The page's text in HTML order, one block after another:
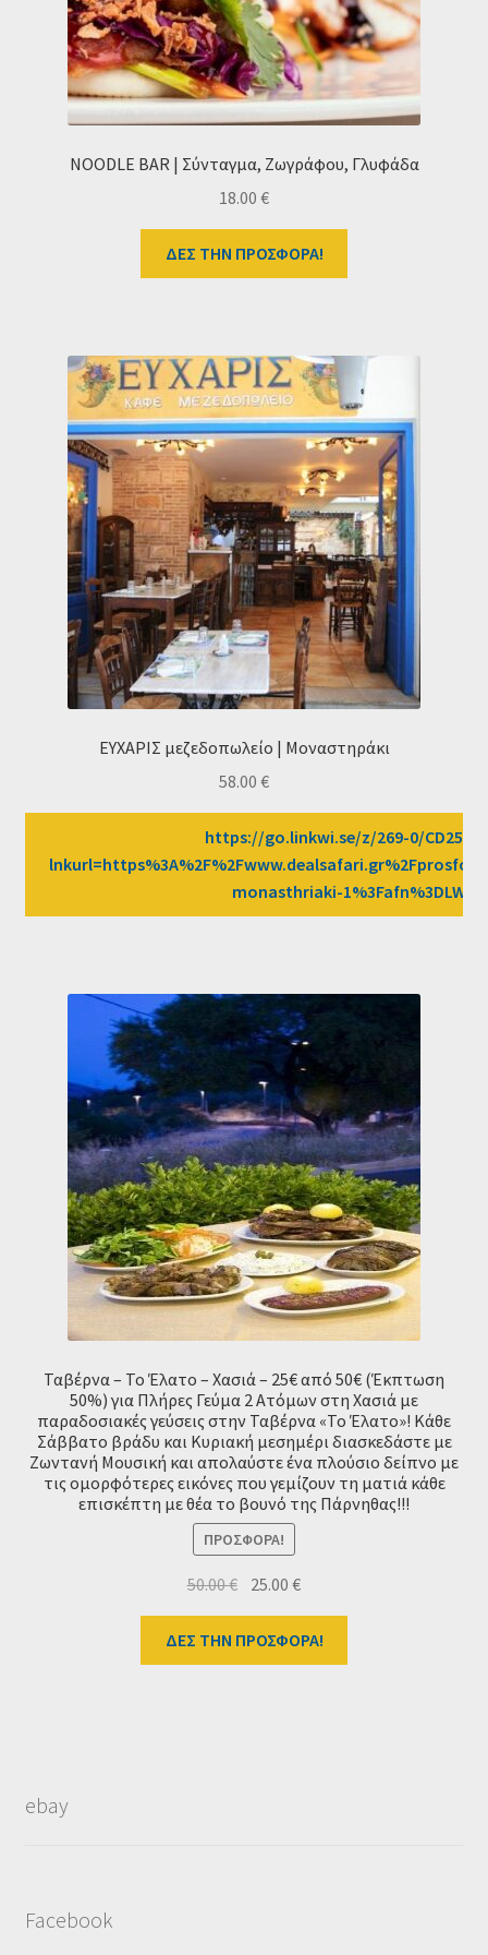
NOODLE BAR | Σύνταγμα, Ζωγράφου, Γλυφάδα
18.00 €
ΔΕΣ ΤΗΝ ΠΡΟΣΦΟΡΑ!
ΕΥΧΑΡΙΣ μεζεδοπωλείο | Μοναστηράκι
58.00 €
https://go.linkwi.se/z/269-0/
monasthriaki-1%3Fafn%3DLW
Ταβέρνα – Το Έλατο – Χασιά – 25€ από 50€ (Έκπτωση
50%) για Πλήρες Γεύμα 2 Ατόμων στη Χασιά με
παραδοσιακές γεύσεις στην Ταβέρνα «Το Έλατο»! Κάθε
Σάββατο βράδυ και Κυριακή μεσημέρι διασκεδάστε με
Ζωντανή Μουσική και απολαύστε ένα πλούσιο δείπνο με
τις ομορφότερες εικόνες που γεμίζουν τη ματιά κάθε
επισκέπτη με θέα το βουνό της Πάρνηθας!!!
ΠΡΟΣΦΟΡΆ!
50.00€ Original
price
was:
50.00 €.
25.00€Η
τρέχουσα
τιμή
είναι:
ΔΕΣ ΤΗΝ ΠΡΟΣΦΟΡΑ!
ebay
Facebook